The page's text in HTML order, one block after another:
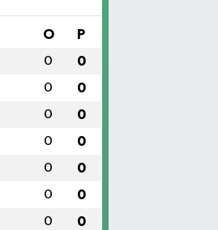
O P
0 0
0 0
0 0
0 0
0 0
0 0
0 0